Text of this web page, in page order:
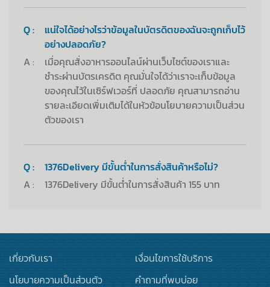
Q :
แน่ใจได้อย่างไรว่าข้อมูลในบัตรดิตของฉันจะถูกเก็บไว้
อย่างปลอดภัย?
A :
เมื่อคุณสั่งอาหารออนไลน์ผ่านเว็บไซต์ของเราและ
ชำระผ่านบัตรเครดิต คุณมั่นใจได้ว่าเราจะเก็บข้อมูล
ของคุณไว้ในเซิร์ฟเวอร์ที่ ปลอดภัย คุณสามารถอ่าน
รายละเอียดเพิ่มเติมได้ในหัวข้อนโยบายความเป็นส่วน
ตัวของเรา
Q :
1376Delivery มีขั้นต่ำในการสั่งสินค้าหรือไม่?
A :
1376Delivery มีขั้นต่ำในการสั่งสินค้า 155 บาท
เกี่ยวกับเรา
เงื่อนไขการใช้บริการ
นโยบายความเป็นส่วนตัว
คำถามที่พบบ่อย